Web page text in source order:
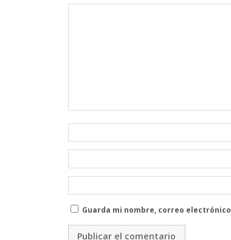
Guarda mi nombre, correo